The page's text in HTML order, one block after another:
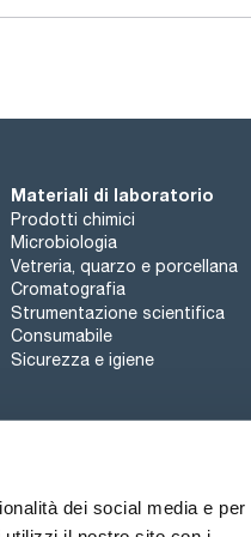
dei social media e per
Materiali di laboratorio
Prodotti chimici
Microbiologia
Vetreria, quarzo e porcellana
Cromatografia
Strumentazione scientifica
Consumabile
Sicurezza e igiene